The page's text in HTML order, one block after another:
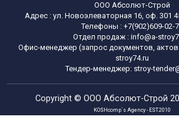
ООО Абсолют-Строй
Адрес : ул. Новоэлеваторная 16, оф. 301
Телефоны :+7(902)609-02-
Отдел продаж : info@a-
Офис-менеджер (запрос документов,
stroy74.ru
Тендер-менеджер: stroy-
Copyright © ООО Абсолют-Строй
KOSHcomp`s Agency - EST.2010